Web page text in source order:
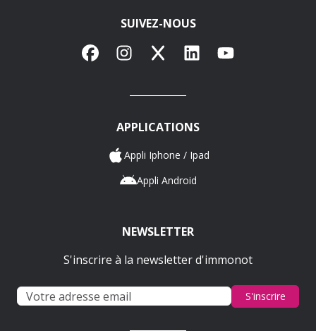
SUIVEZ-NOUS
FacebookInstagram
X LinkedInYouTube
APPLICATIONS
Appli Iphone / Ipad
Appli Android
NEWSLETTER
S'inscrire à la newsletter d'immonot
S'inscrire